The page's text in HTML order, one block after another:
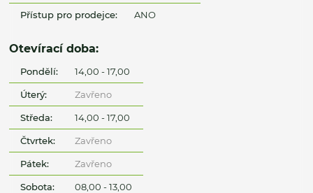
Přístup pro prodejce: ANO
Otevírací doba:
Pondělí: 14,00 - 17,00
Úterý: Zavřeno
Středa: 14,00 - 17,00
Čtvrtek: Zavřeno
Pátek: Zavřeno
Sobota: 08,00 - 13,00